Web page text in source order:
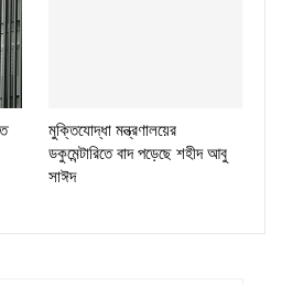
মুক্তিযোদ্ধা মন্ত্রণালয়ের
ডকুমেন্টারিতে বাদ পড়েছে শহীদ আবু
সাঈদ